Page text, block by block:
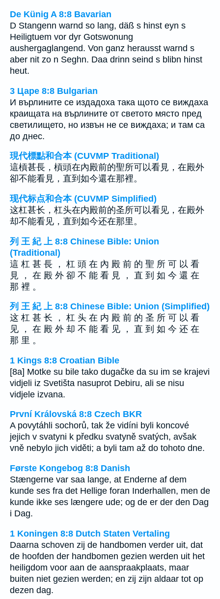
De Künig A 8:8 Bavarian
D Stangenn warnd so lang, däß s hinst eyn s
Heiligtuem vor dyr Gotswonung
aushergaglangend. Von ganz herausst warnd s
aber nit zo n Seghn. Daa drinn seind s blibn hinst
heut.
3 Царе 8:8 Bulgarian
И върлините се издадоха така щото се виждаха
краищата на върлините от светото място пред
светилището, но извън не се виждаха; и там са
до днес.
現代標點和合本 (CUVMP Traditional)
這槓甚長，槓頭在內殿前的聖所可以看見，在殿外
卻不能看見，直到如今還在那裡。
现代标点和合本 (CUVMP Simplified)
这杠甚长，杠头在内殿前的圣所可以看见，在殿外
却不能看见，直到如今还在那里。
列 王 紀 上 8:8 Chinese Bible: Union
(Traditional)
這 杠 甚 長 ， 杠 頭 在 內 殿 前 的 聖 所 可 以 看
見 ， 在 殿 外 卻 不 能 看 見 ， 直 到 如 今 還 在
那 裡 。
列 王 紀 上 8:8 Chinese Bible: Union (Simplified)
这 杠 甚 长 ， 杠 头 在 内 殿 前 的 圣 所 可 以 看
见 ， 在 殿 外 却 不 能 看 见 ， 直 到 如 今 还 在
那 里 。
1 Kings 8:8 Croatian Bible
[8a] Motke su bile tako dugačke da su im se krajevi
vidjeli iz Svetišta nasuprot Debiru, ali se nisu
vidjele izvana.
První Královská 8:8 Czech BKR
A povytáhli sochorů, tak že vidíni byli koncové
jejich v svatyni k předku svatyně svatých, avšak
vně nebylo jich viděti; a byli tam až do tohoto dne.
Første Kongebog 8:8 Danish
Stængerne var saa lange, at Enderne af dem
kunde ses fra det Hellige foran Inderhallen, men de
kunde ikke ses længere ude; og de er der den Dag
i Dag.
1 Koningen 8:8 Dutch Staten Vertaling
Daarna schoven zij de handbomen verder uit, dat
de hoofden der handbomen gezien werden uit het
heiligdom voor aan de aanspraakplaats, maar
buiten niet gezien werden; en zij zijn aldaar tot op
dezen dag.